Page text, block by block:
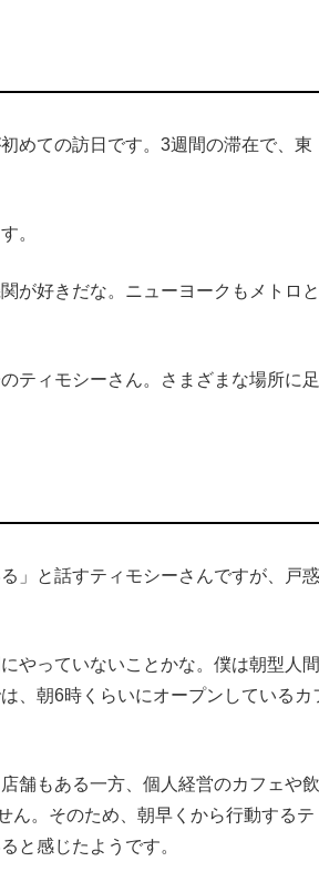
めての訪日です。3週間の滞在で、東
。
が好きだな。ニューヨークもメトロと
ティモシーさん。さまざまな場所に足
」と話すティモシーさんですが、戸惑
やっていないことかな。僕は朝型人間
、朝6時くらいにオープンしているカ
舗もある一方、個人経営のカフェや飲
ん。そのため、朝早くから行動するテ
と感じたようです。